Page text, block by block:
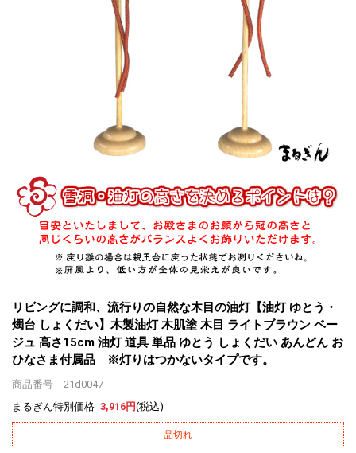
リビングに調和、流行りの自然な木目の油灯【油灯 ゆとう・
燭台 しょくだい】木製油灯 木肌塗 木目 ライトブラウン ベー
ジュ 高さ15cm 油灯 道具 単品 ゆとう しょくだい あんどん お
ひなさま付属品 ※灯りはつかないタイプです。
商品番号 21d0047
まるぎん特別価格 3,916円(税込)
品切れ